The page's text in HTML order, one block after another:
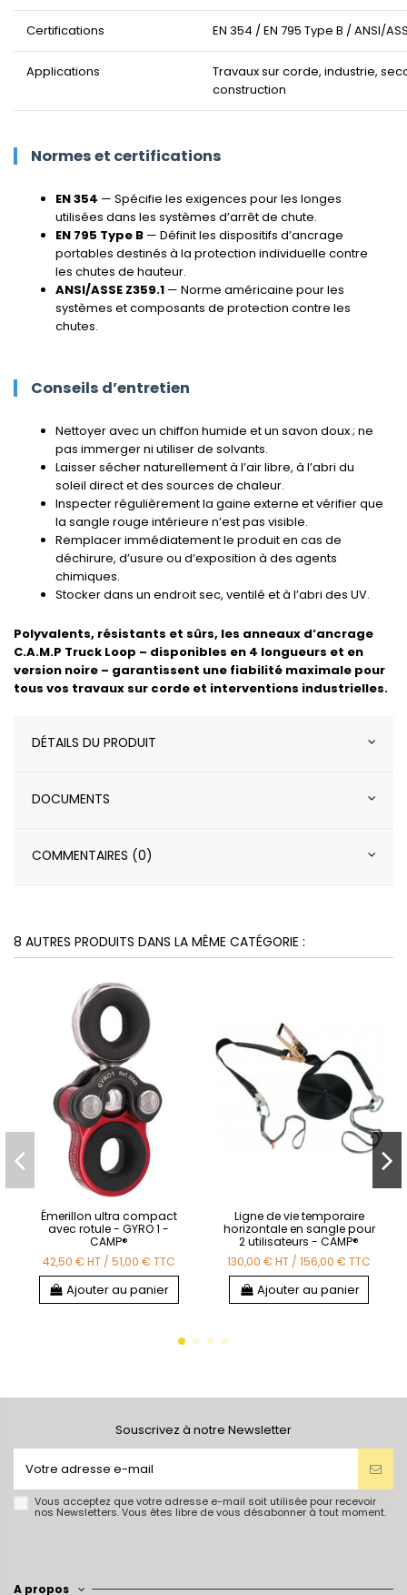
Certifications EN 354 / EN 795 Type B / ANSI/
Applications
Travaux sur corde, industrie,
construction
Normes et certifications
EN 354 — Spécifie les exigences pour les longes
utilisées dans les systèmes d’arrêt de chute.
EN 795 Type B — Définit les dispositifs d’ancrage
portables destinés à la protection individuelle contre
les chutes de hauteur.
ANSI/ASSE Z359.1 — Norme américaine pour les
systèmes et composants de protection contre les
chutes.
Conseils d’entretien
Nettoyer avec un chiffon humide et un savon doux ; ne
pas immerger ni utiliser de solvants.
Laisser sécher naturellement à l’air libre, à l’abri du
soleil direct et des sources de chaleur.
Inspecter régulièrement la gaine externe et vérifier que
la sangle rouge intérieure n’est pas visible.
Remplacer immédiatement le produit en cas de
déchirure, d’usure ou d’exposition à des agents
chimiques.
Stocker dans un endroit sec, ventilé et à l’abri des UV.
Polyvalents, résistants et sûrs, les anneaux d’ancrage
C.A.M.P Truck Loop – disponibles en 4 longueurs et en
version noire – garantissent une fiabilité maximale pour
tous vos travaux sur corde et interventions industrielles.
DÉTAILS DU PRODUIT
DOCUMENTS
COMMENTAIRES (0)
8 AUTRES PRODUITS DANS LA MÊME CATÉGORIE :
Émerillon ultra compact
avec rotule - GYRO 1 -
CAMP®
42,50 €HT / 51,00 €TTC
Ajouter au panier
Ligne de vie temporaire
horizontale en sangle pour
2 utilisateurs - CAMP®
130,00 €HT /156,00 €TTC
Ajouter au panier
Souscrivez à notre Newsletter
Vous acceptez que votre adresse e-mail soit utilisée pour recevoir
nos Newsletters. Vous êtes libre de vous désabonner à tout moment.
A propos